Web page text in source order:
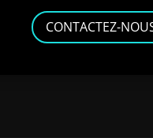
CONTACTEZ-